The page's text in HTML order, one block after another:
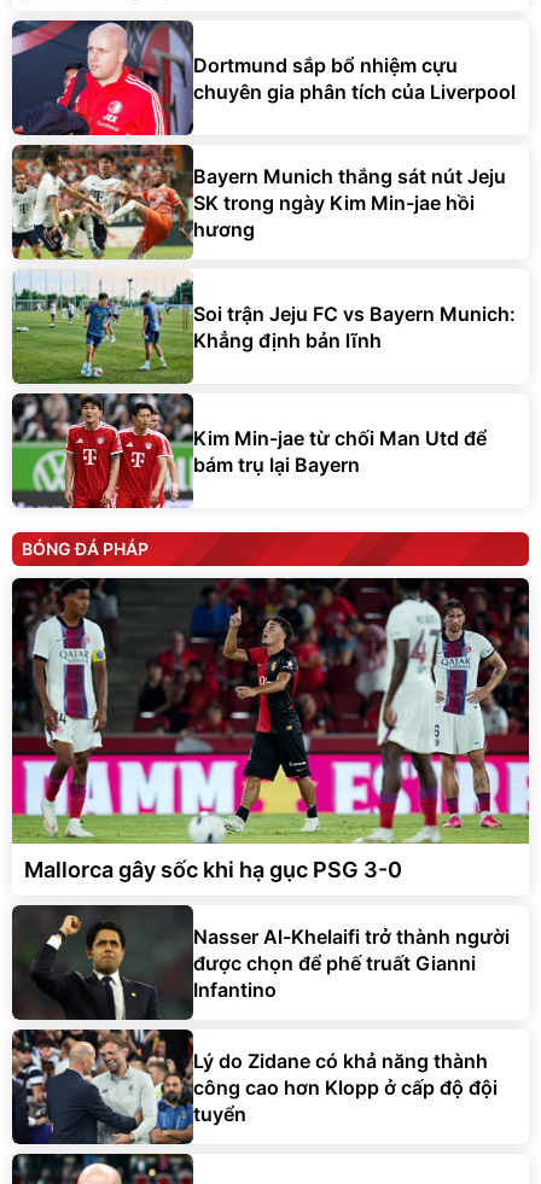
Dortmund sắp bổ nhiệm cựu
chuyên gia phân tích của Liverpool
Bayern Munich thắng sát nút Jeju
SK trong ngày Kim Min-jae hồi
hương
Soi trận Jeju FC vs Bayern Munich:
Khẳng định bản lĩnh
Kim Min-jae từ chối Man Utd để
bám trụ lại Bayern
BÓNG ĐÁ PHÁP
Mallorca gây sốc khi hạ gục PSG 3-0
Nasser Al-Khelaifi trở thành người
được chọn để phế truất Gianni
Infantino
Lý do Zidane có khả năng thành
công cao hơn Klopp ở cấp độ đội
tuyển